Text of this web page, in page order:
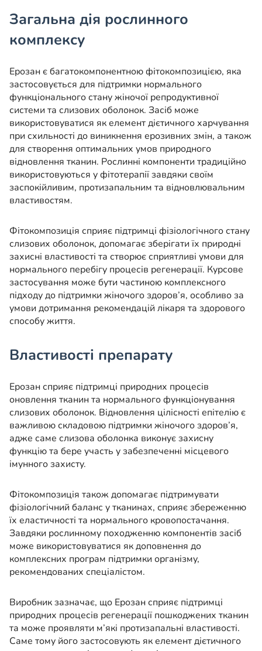
Загальна дія рослинного
комплексу
Ерозан є багатокомпонентною фітокомпозицією, яка
застосовується для підтримки нормального
функціонального стану жіночої репродуктивної
системи та слизових оболонок. Засіб може
використовуватися як елемент дієтичного харчування
при схильності до виникнення ерозивних змін, а також
для створення оптимальних умов природного
відновлення тканин. Рослинні компоненти традиційно
використовуються у фітотерапії завдяки своїм
заспокійливим, протизапальним та відновлювальним
властивостям.
Фітокомпозиція сприяє підтримці фізіологічного стану
слизових оболонок, допомагає зберігати їх природні
захисні властивості та створює сприятливі умови для
нормального перебігу процесів регенерації. Курсове
застосування може бути частиною комплексного
підходу до підтримки жіночого здоров’я, особливо за
умови дотримання рекомендацій лікаря та здорового
способу життя.
Властивості препарату
Ерозан сприяє підтримці природних процесів
оновлення тканин та нормального функціонування
слизових оболонок. Відновлення цілісності епітелію є
важливою складовою підтримки жіночого здоров’я,
адже саме слизова оболонка виконує захисну
функцію та бере участь у забезпеченні місцевого
імунного захисту.
Фітокомпозиція також допомагає підтримувати
фізіологічний баланс у тканинах, сприяє збереженню
їх еластичності та нормального кровопостачання.
Завдяки рослинному походженню компонентів засіб
може використовуватися як доповнення до
комплексних програм підтримки організму,
рекомендованих спеціалістом.
Виробник зазначає, що Ерозан сприяє підтримці
природних процесів регенерації пошкоджених тканин
та може проявляти м’які протизапальні властивості.
Саме тому його застосовують як елемент дієтичного